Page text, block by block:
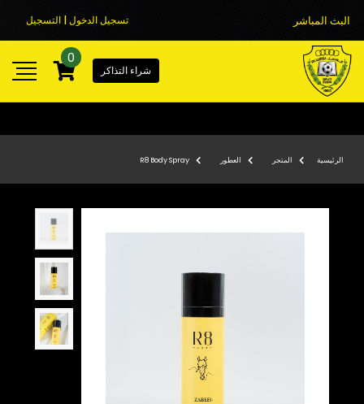
البث المباشر تسجيل الدخول | التسجيل
شراء التذاكر
0
الرئيسية المتجر العطور R8 Body Spray